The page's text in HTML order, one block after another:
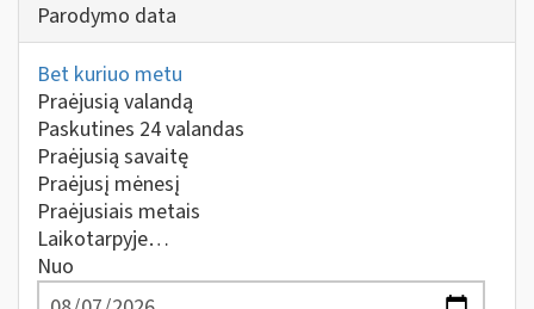
Parodymo data
Bet kuriuo metu
Praėjusią valandą
Paskutines 24 valandas
Praėjusią savaitę
Praėjusį mėnesį
Praėjusiais metais
Laikotarpyje…
Nuo